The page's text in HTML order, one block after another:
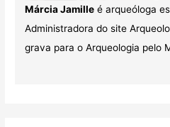
Márcia Jamilleé arqueóloga
Administradora do site
grava para o Arqueologia pelo